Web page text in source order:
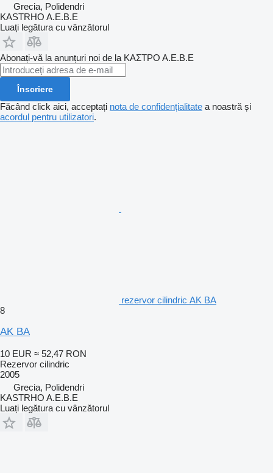
Grecia, Polidendri
KASTRHO A.E.B.E
Luați legătura cu vânzătorul
Abonați-vă la anunțuri noi de la ΚΑΣΤΡΟ Α.Ε.Β.Ε
Înscriere
Făcând click aici, acceptați nota de confidențialitate a noastră și
acordul pentru utilizatori.
rezervor cilindric ΑΚ ΒΑ
8
AK BA
10 EUR ≈ 52,47 RON
Rezervor cilindric
2005
Grecia, Polidendri
KASTRHO A.E.B.E
Luați legătura cu vânzătorul